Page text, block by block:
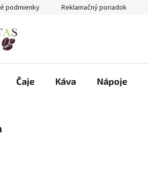
podmienky Reklamačný poriadok
Čaje Káva Nápoje